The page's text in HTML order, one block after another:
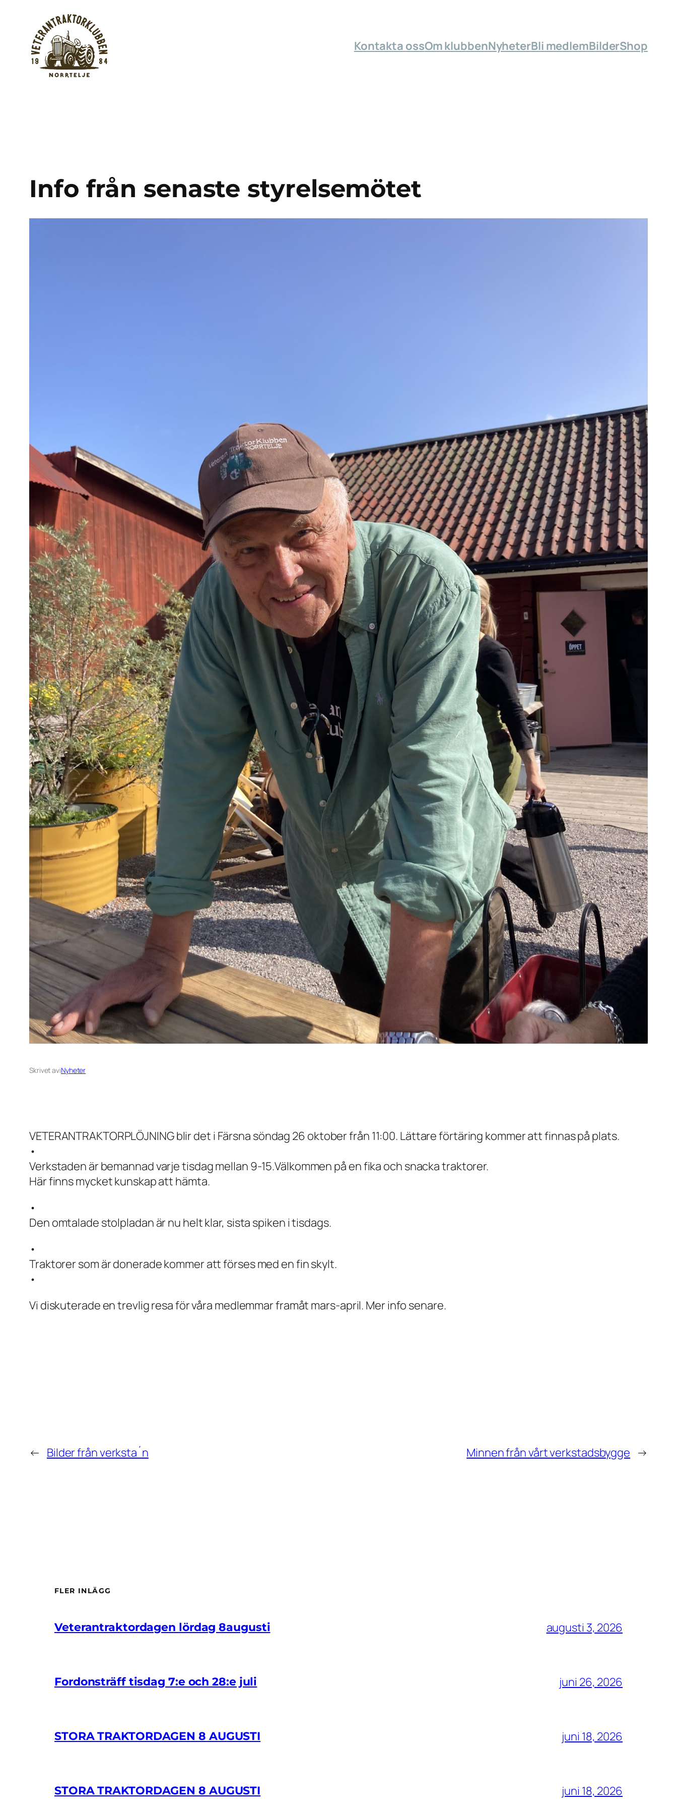
innehåll
Kontakta ossOm klubbenNyheterBli medlemBilderShop
Info från senaste styrelsemötet
Skrivet aviNyheter
VETERANTRAKTORPLÖJNING blir det i Färsna söndag 26 oktober från 11:00. Lättare förtäring kommer att finnas på plats.
•
Verkstaden är bemannad varje tisdag mellan 9-15.Välkommen på en fika och snacka traktorer.
Här finns mycket kunskap att hämta.
•
Den omtalade stolpladan är nu helt klar, sista spiken i tisdags.
•
Traktorer som är donerade kommer att förses med en fin skylt.
•
Vi diskuterade en trevlig resa för våra medlemmar framåt mars-april. Mer info senare.
← Bilder från verksta´n Minnen från vårt verkstadsbygge →
FLER INLÄGG
Veterantraktordagen lördag 8augusti augusti 3, 2026
Fordonsträff tisdag 7:e och 28:e juli juni 26, 2026
STORA TRAKTORDAGEN 8 AUGUSTI juni 18, 2026
STORA TRAKTORDAGEN 8 AUGUSTI juni 18, 2026